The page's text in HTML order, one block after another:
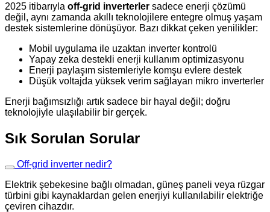
2025 itibarıyla off-grid inverterler sadece enerji çözümü
değil, aynı zamanda akıllı teknolojilere entegre olmuş yaşam
destek sistemlerine dönüşüyor. Bazı dikkat çeken yenilikler:
Mobil uygulama ile uzaktan inverter kontrolü
Yapay zeka destekli enerji kullanım optimizasyonu
Enerji paylaşım sistemleriyle komşu evlere destek
Düşük voltajda yüksek verim sağlayan mikro inverterler
Enerji bağımsızlığı artık sadece bir hayal değil; doğru
teknolojiyle ulaşılabilir bir gerçek.
Sık Sorulan Sorular
Off-grid inverter nedir?
Elektrik şebekesine bağlı olmadan, güneş paneli veya rüzgar
türbini gibi kaynaklardan gelen enerjiyi kullanılabilir elektriğe
çeviren cihazdır.